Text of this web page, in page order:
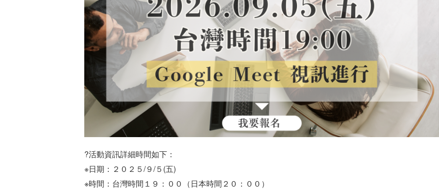
?活動資訊詳細時間如下：
※日期：２０２５/９/５(五)
※時間：台灣時間１９：００（日本時間２０：００）